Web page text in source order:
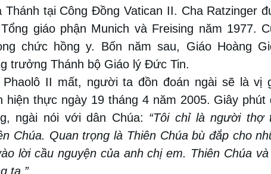
tại Công Đồng Vatican II. Cha Ratzinger
giáo phận Munich và Freising năm 1977.
chức hồng y. Bốn năm sau, Giáo Hoàng
trưởng Thánh bộ Giáo lý Đức Tin.
Phaolô II mất, người ta đồn đoán ngài sẽ là vị
hiện thực ngày 19 tháng 4 năm 2005. Giây phút
ngài nói với dân Chúa: “Tôi chỉ là người thợ
Chúa. Quan trọng là Thiên Chúa bù đắp cho
lời cầu nguyện của anh chị em. Thiên Chúa
ta.”